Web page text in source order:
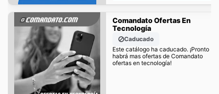
Comandato Ofertas En
Tecnología
Caducado
Este catálogo ha caducado. ¡Pronto
habrá mas ofertas de Comandato
ofertas en tecnología!